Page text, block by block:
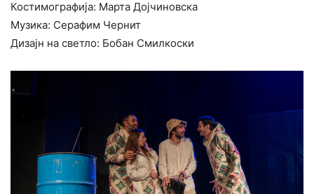
Костимографија: Марта Дојчиновска
Музика: Серафим Чернит
Дизајн на светло: Бобан Смилкоски